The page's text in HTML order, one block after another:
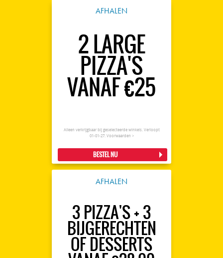
AFHALEN
2 LARGE
PIZZA'S
VANAF €25
Alleen verkrijgbaar bij geselecteerde winkels. Verloopt
01-01-27. Voorwaarden >
BESTEL NU
AFHALEN
3 PIZZA'S + 3
BIJGERECHTEN
OF DESSERTS